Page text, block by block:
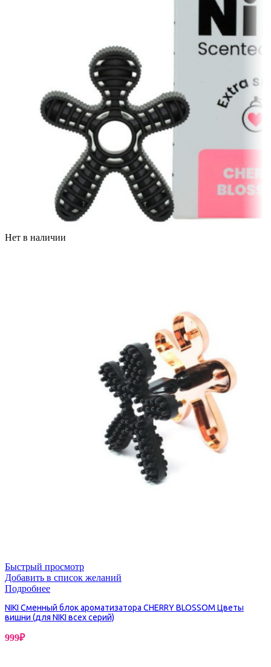
Нет в наличии
Быстрый просмотр
Добавить в список желаний
Подробнее
NIKI Сменный блок ароматизатора CHERRY BLOSSOM Цветы
вишни (для NIKI всех серий)
999₽